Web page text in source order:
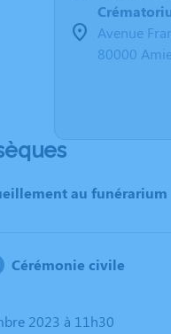
Avenue
80000
au funérarium
Cérémonie civile
2023 à 11h30